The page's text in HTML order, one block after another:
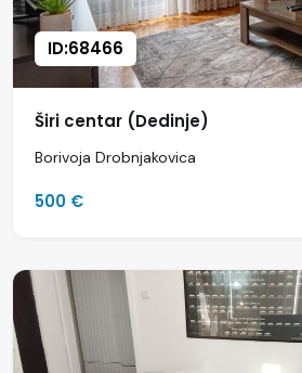
ID:68466
Širi centar (Dedinje)
Borivoja Drobnjakovica
500 €